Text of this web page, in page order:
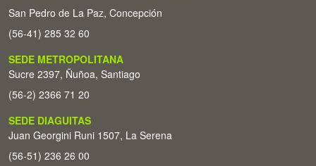
San Pedro de La Paz, Concepción
(56-41) 285 32 60
SEDE METROPOLITANA
Sucre 2397, Ñuñoa, Santiago
(56-2) 2366 71 20
SEDE DIAGUITAS
Juan Georgini Runi 1507, La Serena
(56-51) 236 26 00